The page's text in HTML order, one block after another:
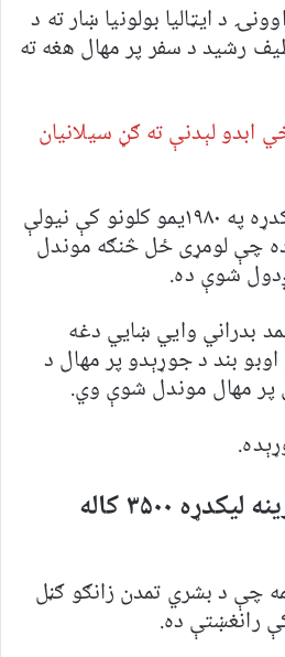
د ایټالیا بولونیا ښار ته د
رشید د سفر پر مهال هغه ته
ابدو لېدنې ته ګڼ سیلانیان
د ایټالیا پولیسو دغه لیکدړه په ۱۹۸۰یمو کلونو کې نیولې
چې لومړی ځل څنګه موندل
شوې ده.
بدراني وايي ښايي دغه
بند د جوړېدو پر مهال د
پر مهال موندل شوې وي.
د عراق ګیلمېش ډبرینه لیکدړه ۳۵۰۰ کاله
چې د بشري تمدن زانګو ګڼل
رانغښتې ده.‌